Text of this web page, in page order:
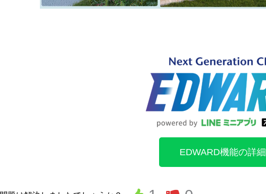
EDWARD機能の詳細